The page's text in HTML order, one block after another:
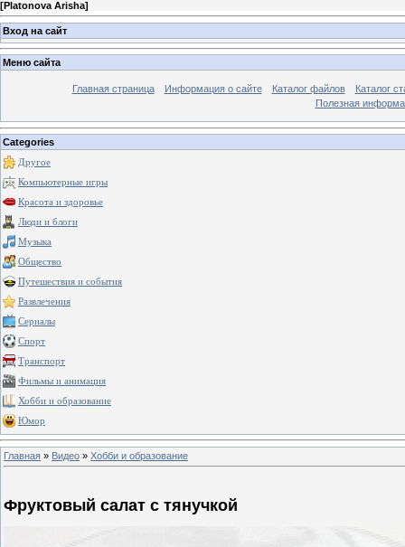
[Platonova Arisha]
Вход на сайт
Меню сайта
Главная страница Информация о сайте Каталог файлов
Каталог
Полезная
Categories
Другое
Компьютерные игры
Красота и здоровье
Люди и блоги
Музыка
Общество
Путешествия и события
Развлечения
Сериалы
Спорт
Транспорт
Фильмы и анимация
Хобби и образование
Юмор
Главная » Видео » Хобби и образование
Фруктовый салат с тянучкой